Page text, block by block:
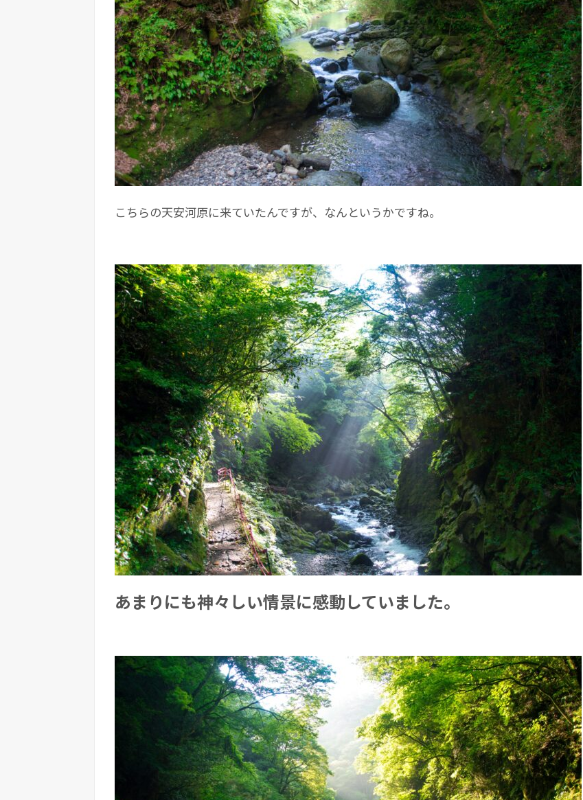
こちらの天安河原に来ていたんですが、なんというかですね。
あまりにも神々しい情景に感動していました。